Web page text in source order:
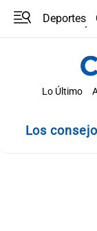
Deportes
Lo Último
Los